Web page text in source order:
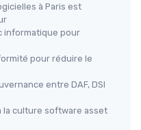
à Paris est
informatique pour
pour réduire le
entre DAF, DSI
la culture software asset